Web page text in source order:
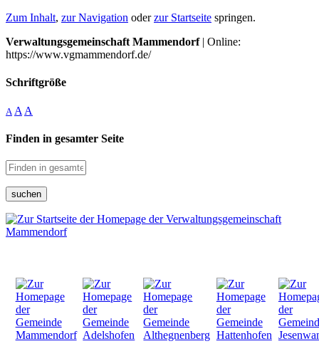
Zum Inhalt, zur Navigation oderzur Startseite springen.
Verwaltungsgemeinschaft Mammendorf| Online:
https://www.vgmammendorf.de/
Schriftgröße
A A A
Finden in gesamter Seite
suchen